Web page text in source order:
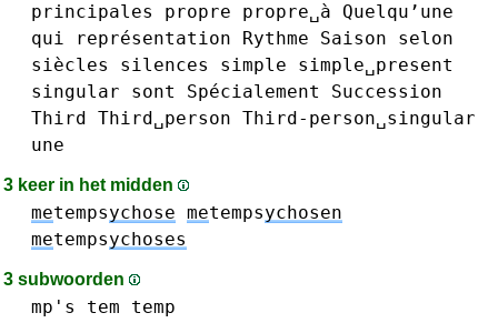
principales
propre propre␣à
Quelqu’une
qui
représentation Rythme Saison
selon
siècles
silences simple
simple␣present
singular
sont Spécialement
Succession
Third Third␣person Third-person␣singular
une
3 keer in het midden
metempsychose metempsychosen
metempsychoses
3 subwoorden
mp's tem temp